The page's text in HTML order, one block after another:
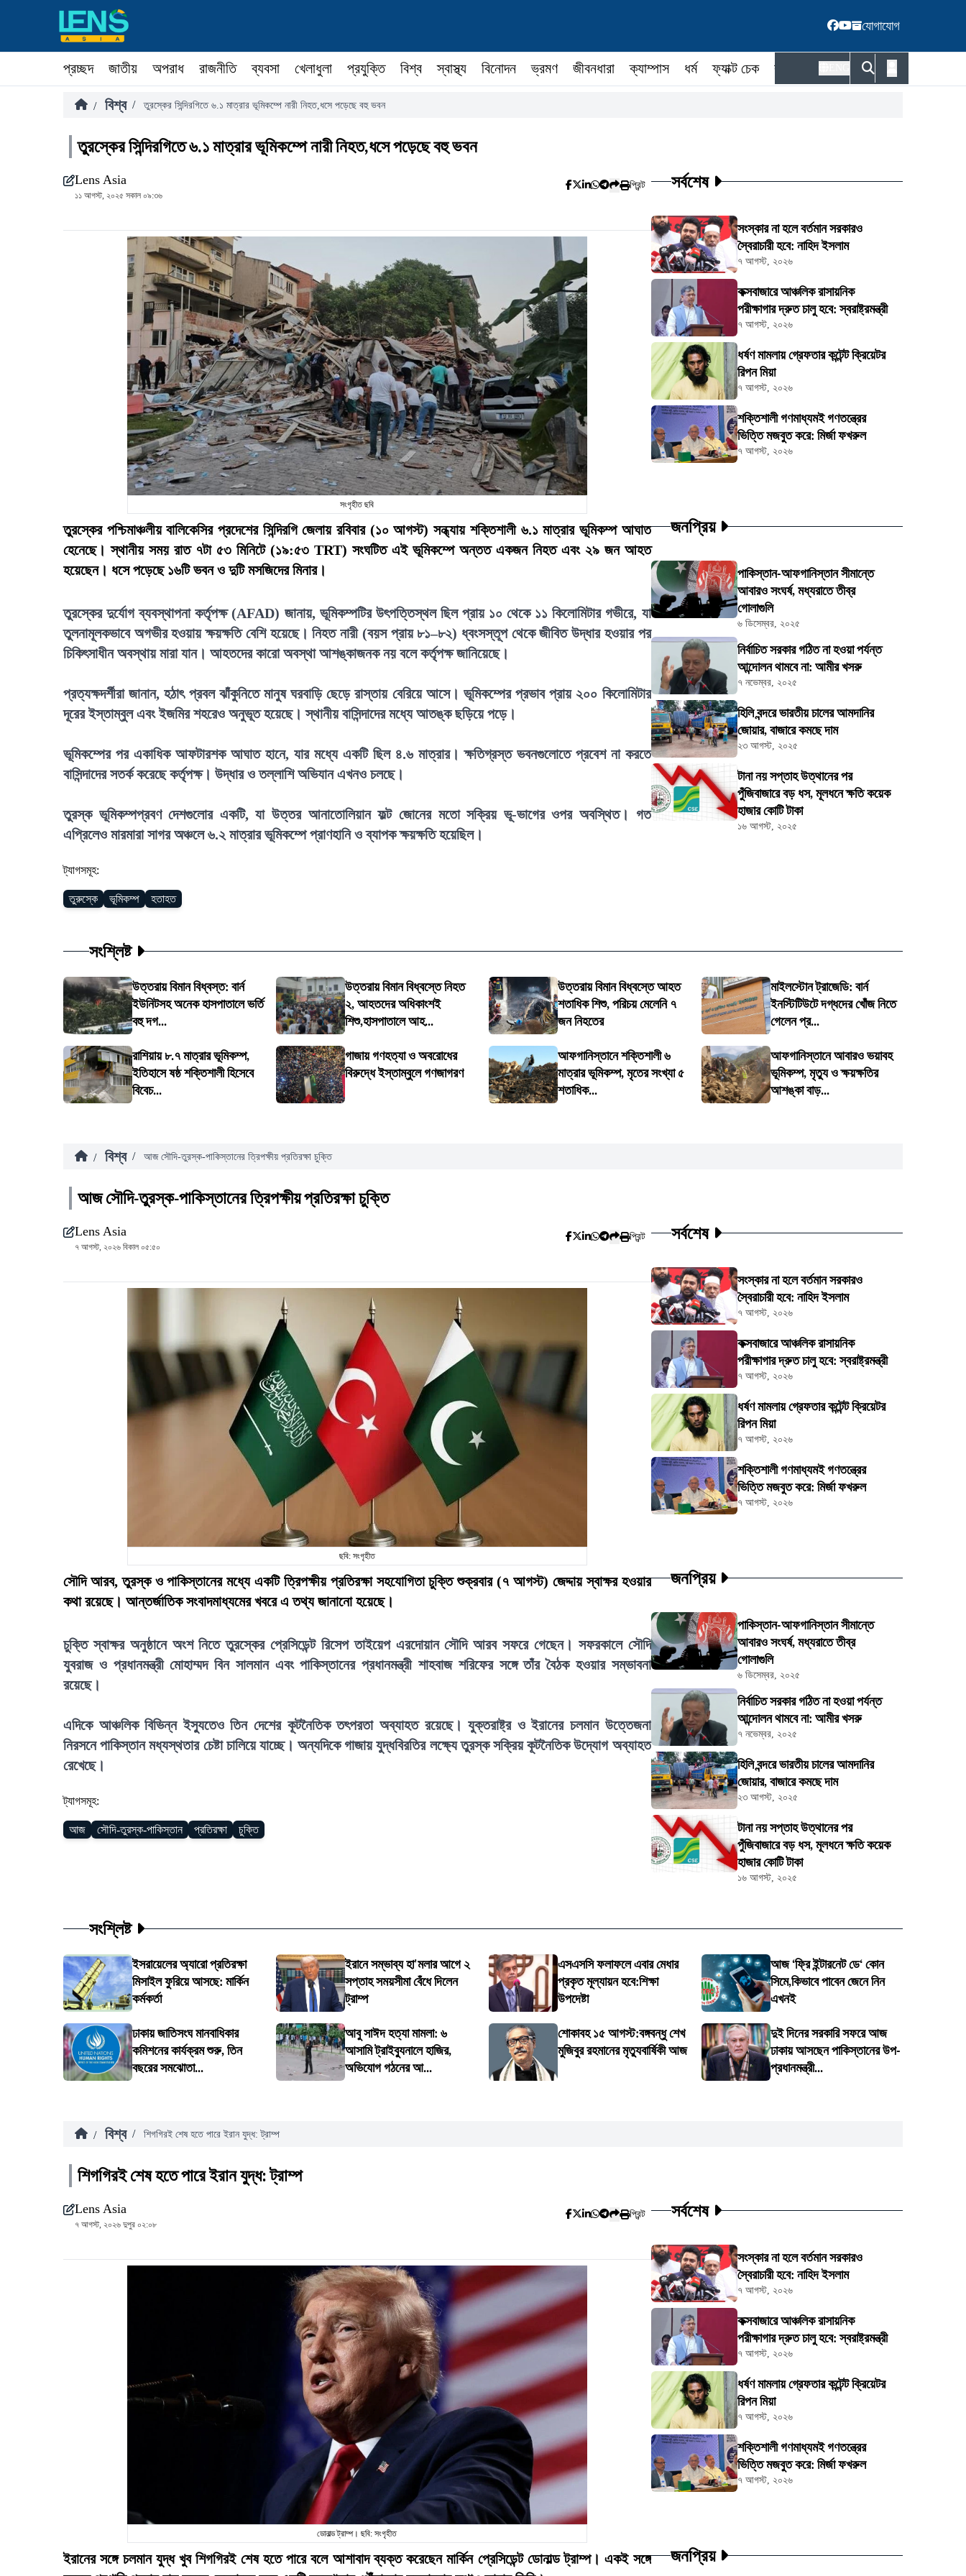
যোগাযোগ
প্রচ্ছদ জাতীয় অপরাধ রাজনীতি ব্যবসা খেলাধুলা প্রযুক্তি বিশ্ব স্বাস্থ্য বিনোদন ভ্রমণ জীবনধারা ক্যাম্পাস ধর্ম ফ্যাক্ট চেক কর্মকর্তা
/ বিশ্ব / তুরস্কের সিন্দিরগিতে ৬.১ মাত্রার ভূমিকম্পে নারী নিহত,ধসে পড়েছে বহু ভবন
তুরস্কের সিন্দিরগিতে ৬.১ মাত্রার ভূমিকম্পে নারী নিহত,ধসে পড়েছে বহু ভবন
Lens Asia
১১ আগস্ট, ২০২৫ সকাল ০৯:৩৬
প্রিন্ট
সংগৃহীত ছবি
তুরস্কের পশ্চিমাঞ্চলীয় বালিকেসির প্রদেশের সিন্দিরগি জেলায় রবিবার (১০ আগস্ট) সন্ধ্যায় শক্তিশালী ৬.১ মাত্রার ভূমিকম্প আঘাত
হেনেছে। স্থানীয় সময় রাত ৭টা ৫৩ মিনিটে (১৯:৫৩ TRT) সংঘটিত এই ভূমিকম্পে অন্তত একজন নিহত এবং ২৯ জন আহত
হয়েছেন। ধসে পড়েছে ১৬টি ভবন ও দুটি মসজিদের মিনার।
তুরস্কের দুর্যোগ ব্যবস্থাপনা কর্তৃপক্ষ (AFAD) জানায়, ভূমিকম্পটির উৎপত্তিস্থল ছিল প্রায় ১০ থেকে ১১ কিলোমিটার গভীরে, যা
তুলনামূলকভাবে অগভীর হওয়ায় ক্ষয়ক্ষতি বেশি হয়েছে। নিহত নারী (বয়স প্রায় ৮১–৮২) ধ্বংসস্তূপ থেকে জীবিত উদ্ধার হওয়ার পর
চিকিৎসাধীন অবস্থায় মারা যান। আহতদের কারো অবস্থা আশঙ্কাজনক নয় বলে কর্তৃপক্ষ জানিয়েছে।
প্রত্যক্ষদর্শীরা জানান, হঠাৎ প্রবল ঝাঁকুনিতে মানুষ ঘরবাড়ি ছেড়ে রাস্তায় বেরিয়ে আসে। ভূমিকম্পের প্রভাব প্রায় ২০০ কিলোমিটার
দূরের ইস্তাম্বুল এবং ইজমির শহরেও অনুভূত হয়েছে। স্থানীয় বাসিন্দাদের মধ্যে আতঙ্ক ছড়িয়ে পড়ে।
ভূমিকম্পের পর একাধিক আফটারশক আঘাত হানে, যার মধ্যে একটি ছিল ৪.৬ মাত্রার। ক্ষতিগ্রস্ত ভবনগুলোতে প্রবেশ না করতে
বাসিন্দাদের সতর্ক করেছে কর্তৃপক্ষ। উদ্ধার ও তল্লাশি অভিযান এখনও চলছে।
তুরস্ক ভূমিকম্পপ্রবণ দেশগুলোর একটি, যা উত্তর আনাতোলিয়ান ফল্ট জোনের মতো সক্রিয় ভূ-ভাগের ওপর অবস্থিত। গত
এপ্রিলেও মারমারা সাগর অঞ্চলে ৬.২ মাত্রার ভূমিকম্পে প্রাণহানি ও ব্যাপক ক্ষয়ক্ষতি হয়েছিল।
ট্যাগসমূহ:
তুরুস্কে ভূমিকম্প হতাহত
সর্বশেষ
সংস্কার না হলে বর্তমান সরকারও
স্বৈরাচারী হবে: নাহিদ ইসলাম
৭ আগস্ট, ২০২৬
কক্সবাজারে আঞ্চলিক রাসায়নিক
পরীক্ষাগার দ্রুত চালু হবে: স্বরাষ্ট্রমন্ত্রী
৭ আগস্ট, ২০২৬
ধর্ষণ মামলায় গ্রেফতার কন্টেন্ট ক্রিয়েটর
রিপন মিয়া
৭ আগস্ট, ২০২৬
শক্তিশালী গণমাধ্যমই গণতন্ত্রের
ভিত্তি মজবুত করে: মির্জা ফখরুল
৭ আগস্ট, ২০২৬
জনপ্রিয়
পাকিস্তান-আফগানিস্তান সীমান্তে
আবারও সংঘর্ষ, মধ্যরাতে তীব্র
গোলাগুলি
৬ ডিসেম্বর, ২০২৫
নির্বাচিত সরকার গঠিত না হওয়া পর্যন্ত
আন্দোলন থামবে না: আমীর খসরু
৭ নভেম্বর, ২০২৫
হিলি বন্দরে ভারতীয় চালের আমদানির
জোয়ার, বাজারে কমছে দাম
২৩ আগস্ট, ২০২৫
টানা নয় সপ্তাহ উত্থানের পর
পুঁজিবাজারে বড় ধস, মূলধনে ক্ষতি কয়েক
হাজার কোটি টাকা
১৬ আগস্ট, ২০২৫
সংশ্লিষ্ট
উত্তরায় বিমান বিধ্বস্ত: বার্ন
ইউনিটসহ অনেক হাসপাতালে ভর্তি
বহু দগ...
উত্তরায় বিমান বিধ্বস্তে নিহত
২, আহতদের অধিকাংশই
শিশু,হাসপাতালে আহ...
উত্তরায় বিমান বিধ্বস্তে আহত
শতাধিক শিশু, পরিচয় মেলেনি ৭
জন নিহতের
মাইলস্টোন ট্রাজেডি: বার্ন
ইনস্টিটিউটে দগ্ধদের খোঁজ নিতে
গেলেন প্র...
রাশিয়ায় ৮.৭ মাত্রার ভূমিকম্প,
ইতিহাসে ষষ্ঠ শক্তিশালী হিসেবে
বিবেচ...
গাজায় গণহত্যা ও অবরোধের
বিরুদ্ধে ইস্তাম্বুলে গণজাগরণ
আফগানিস্তানে শক্তিশালী ৬
মাত্রার ভূমিকম্প, মৃতের সংখ্যা ৫
শতাধিক...
আফগানিস্তানে আবারও ভয়াবহ
ভূমিকম্প, মৃত্যু ও ক্ষয়ক্ষতির
আশঙ্কা বাড়...
/ বিশ্ব / আজ সৌদি-তুরস্ক-পাকিস্তানের ত্রিপক্ষীয় প্রতিরক্ষা চুক্তি
আজ সৌদি-তুরস্ক-পাকিস্তানের ত্রিপক্ষীয় প্রতিরক্ষা চুক্তি
Lens Asia
৭ আগস্ট, ২০২৬ বিকাল ০৫:৫০
প্রিন্ট
ছবি: সংগৃহীত
সৌদি আরব, তুরস্ক ও পাকিস্তানের মধ্যে একটি ত্রিপক্ষীয় প্রতিরক্ষা সহযোগিতা চুক্তি শুক্রবার (৭ আগস্ট) জেদ্দায় স্বাক্ষর হওয়ার
কথা রয়েছে। আন্তর্জাতিক সংবাদমাধ্যমের খবরে এ তথ্য জানানো হয়েছে।
চুক্তি স্বাক্ষর অনুষ্ঠানে অংশ নিতে তুরস্কের প্রেসিডেন্ট রিসেপ তাইয়েপ এরদোয়ান সৌদি আরব সফরে গেছেন। সফরকালে সৌদি
যুবরাজ ও প্রধানমন্ত্রী মোহাম্মদ বিন সালমান এবং পাকিস্তানের প্রধানমন্ত্রী শাহবাজ শরিফের সঙ্গে তাঁর বৈঠক হওয়ার সম্ভাবনা
রয়েছে।
এদিকে আঞ্চলিক বিভিন্ন ইস্যুতেও তিন দেশের কূটনৈতিক তৎপরতা অব্যাহত রয়েছে। যুক্তরাষ্ট্র ও ইরানের চলমান উত্তেজনা
নিরসনে পাকিস্তান মধ্যস্থতার চেষ্টা চালিয়ে যাচ্ছে। অন্যদিকে গাজায় যুদ্ধবিরতির লক্ষ্যে তুরস্ক সক্রিয় কূটনৈতিক উদ্যোগ অব্যাহত
রেখেছে।
ট্যাগসমূহ:
আজ সৌদি-তুরস্ক-পাকিস্তান প্রতিরক্ষা চুক্তি
সর্বশেষ
সংস্কার না হলে বর্তমান সরকারও
স্বৈরাচারী হবে: নাহিদ ইসলাম
৭ আগস্ট, ২০২৬
কক্সবাজারে আঞ্চলিক রাসায়নিক
পরীক্ষাগার দ্রুত চালু হবে: স্বরাষ্ট্রমন্ত্রী
৭ আগস্ট, ২০২৬
ধর্ষণ মামলায় গ্রেফতার কন্টেন্ট ক্রিয়েটর
রিপন মিয়া
৭ আগস্ট, ২০২৬
শক্তিশালী গণমাধ্যমই গণতন্ত্রের
ভিত্তি মজবুত করে: মির্জা ফখরুল
৭ আগস্ট, ২০২৬
জনপ্রিয়
পাকিস্তান-আফগানিস্তান সীমান্তে
আবারও সংঘর্ষ, মধ্যরাতে তীব্র
গোলাগুলি
৬ ডিসেম্বর, ২০২৫
নির্বাচিত সরকার গঠিত না হওয়া পর্যন্ত
আন্দোলন থামবে না: আমীর খসরু
৭ নভেম্বর, ২০২৫
হিলি বন্দরে ভারতীয় চালের আমদানির
জোয়ার, বাজারে কমছে দাম
২৩ আগস্ট, ২০২৫
টানা নয় সপ্তাহ উত্থানের পর
পুঁজিবাজারে বড় ধস, মূলধনে ক্ষতি কয়েক
হাজার কোটি টাকা
১৬ আগস্ট, ২০২৫
সংশ্লিষ্ট
ইসরায়েলের অ্যারো প্রতিরক্ষা
মিসাইল ফুরিয়ে আসছে: মার্কিন
কর্মকর্তা
ইরানে সম্ভাব্য হা'মলার আগে ২
সপ্তাহ সময়সীমা বেঁধে দিলেন
ট্রাম্প
এসএসসি ফলাফলে এবার মেধার
প্রকৃত মূল্যায়ন হবে:শিক্ষা
উপদেষ্টা
আজ ‘ফ্রি ইন্টারনেট ডে‘ কোন
সিমে,কিভাবে পাবেন জেনে নিন
এখনই
ঢাকায় জাতিসংঘ মানবাধিকার
কমিশনের কার্যক্রম শুরু, তিন
বছরের সমঝোতা...
আবু সাঈদ হত্যা মামলা: ৬
আসামি ট্রাইব্যুনালে হাজির,
অভিযোগ গঠনের আ...
শোকাবহ ১৫ আগস্ট:বঙ্গবন্ধু শেখ
মুজিবুর রহমানের মৃত্যুবার্ষিকী আজ
দুই দিনের সরকারি সফরে আজ
ঢাকায় আসছেন পাকিস্তানের উপ-
প্রধানমন্ত্রী...
/ বিশ্ব / শিগগিরই শেষ হতে পারে ইরান যুদ্ধ: ট্রাম্প
শিগগিরই শেষ হতে পারে ইরান যুদ্ধ: ট্রাম্প
Lens Asia
৭ আগস্ট, ২০২৬ দুপুর ০২:০৮
প্রিন্ট
ডোনাল্ড ট্রাম্প। ছবি: সংগৃহীত
ইরানের সঙ্গে চলমান যুদ্ধ খুব শিগগিরই শেষ হতে পারে বলে আশাবাদ ব্যক্ত করেছেন মার্কিন প্রেসিডেন্ট ডোনাল্ড ট্রাম্প। একই সঙ্গে
সর্বশেষ
সংস্কার না হলে বর্তমান সরকারও
স্বৈরাচারী হবে: নাহিদ ইসলাম
৭ আগস্ট, ২০২৬
কক্সবাজারে আঞ্চলিক রাসায়নিক
পরীক্ষাগার দ্রুত চালু হবে: স্বরাষ্ট্রমন্ত্রী
৭ আগস্ট, ২০২৬
ধর্ষণ মামলায় গ্রেফতার কন্টেন্ট ক্রিয়েটর
রিপন মিয়া
৭ আগস্ট, ২০২৬
শক্তিশালী গণমাধ্যমই গণতন্ত্রের
ভিত্তি মজবুত করে: মির্জা ফখরুল
৭ আগস্ট, ২০২৬
জনপ্রিয়